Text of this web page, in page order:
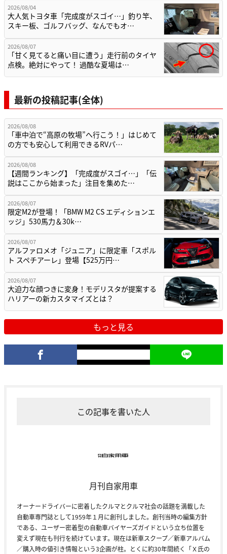
2026/08/04
大人気トヨタ車「完成度がスゴイ…」釣り竿、
スキー板、ゴルフバッグ、なんでもオ…
2026/08/07
「甘く見てると痛い目に遭う」走行前のタイヤ
点検。絶対にやって！ 過酷な夏場は…
最新の投稿記事(全体)
2026/08/08
「車中泊で“高原の牧場”へ行こう！」はじめて
の方でも安心して利用できるRVパ…
2026/08/08
【週間ランキング】「完成度がスゴイ…」「伝
説はここから始まった」注目を集めた…
2026/08/07
限定M2が登場！「BMW M2 CS エディションエ
ッジ」530馬力＆30k…
2026/08/07
アルファロメオ「ジュニア」に限定車「スポル
ト スペチアーレ」登場【525万円…
2026/08/07
大迫力な顔つきに変身！モデリスタが提案する
ハリアーの新カスタマイズとは？
もっと見る
この記事を書いた人
月刊自家用車
オーナードライバーに密着したクルマとクルマ社会の話題を満載した
自動車専門誌として1959年１月に創刊しました。創刊当時の編集方針
である、ユーザー密着型の自動車バイヤーズガイドという立ち位置を
変えず現在も刊行を続けています。現在は新車スクープ／新車アルバム
／購入時の値引き情報という3企画が柱。とくに約30年間続く「Ｘ氏の